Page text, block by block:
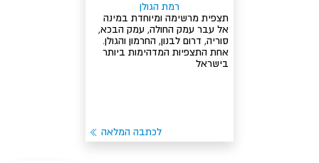
רמת הגולן
תצפית מרשימה ומיוחדת במינה
אל עבר עמק החולה, עמק הבכא,
סוריה, דרום לבנון, החרמון והגולן.
אחת התצפיות המדהימות ביותר
בישראל
לכתבה המלאה